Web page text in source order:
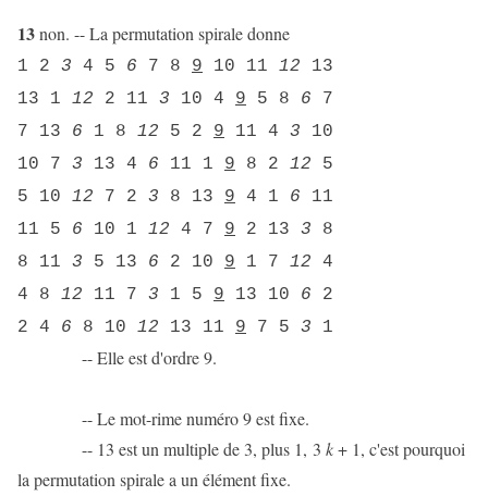
13non. -- La permutation spirale donne
1 2 3 4 5 6 7 8 9 10 11 12 13
13 1 12 2 11 3 10 4 9 5 8 6 7
7 13 6 1 8 12 5 2 9 11 4 3 10
10 7 3 13 4 6 11 1 9 8 2 12 5
5 10 12 7 2 3 8 13 9 4 1 6 11
11 5 6 10 1 12 4 7 9 2 13 3 8
8 11 3 5 13 6 2 10 9 1 7 12 4
4 8 12 11 7 3 1 5 9 13 10 6 2
2 4 6 8 10 12 13 11 9 7 5 3 1
-- Elle est d'ordre 9.
-- Le mot-rime numéro 9 est fixe.
-- 13 est un multiple de 3, plus 1, 3 k+ 1, c'est pourquoi
la permutation spirale a un élément fixe.